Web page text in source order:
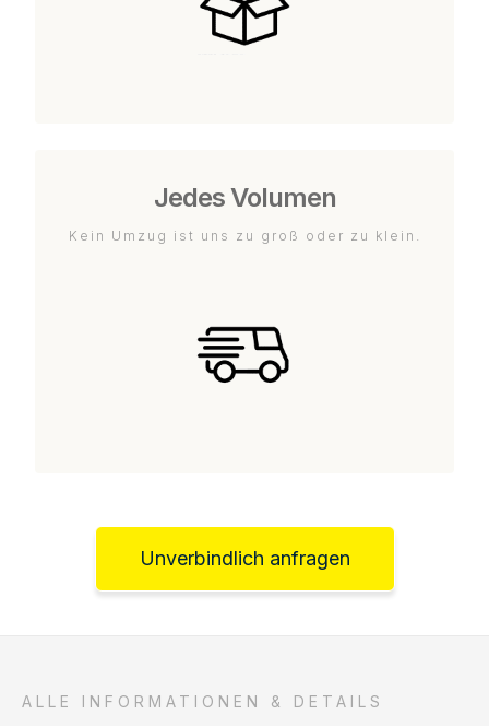
Jedes Volumen
Kein Umzug ist uns zu groß oder zu klein.
Unverbindlich anfragen
ALLE INFORMATIONEN & DETAILS